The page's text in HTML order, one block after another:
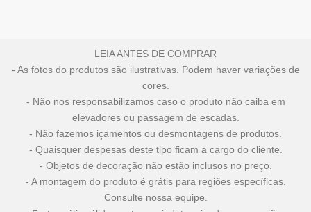
LEIA ANTES DE COMPRAR
- As fotos do produtos são ilustrativas. Podem haver variações de
cores.
- Não nos responsabilizamos caso o produto não caiba em
elevadores ou passagem de escadas.
- Não fazemos içamentos ou desmontagens de produtos.
- Quaisquer despesas deste tipo ficam a cargo do cliente.
- Objetos de decoração não estão inclusos no preço.
- A montagem do produto é grátis para regiões específicas.
Consulte nossa equipe.